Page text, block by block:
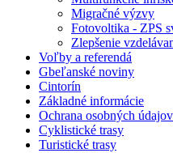
Migračné výzvy
Fotovoltika - ZPS
Zlepšenie
Voľby a referendá
Gbeľanské noviny
Cintorín
Základné informácie
Ochrana osobných údajov
Cyklistické trasy
Turistické trasy